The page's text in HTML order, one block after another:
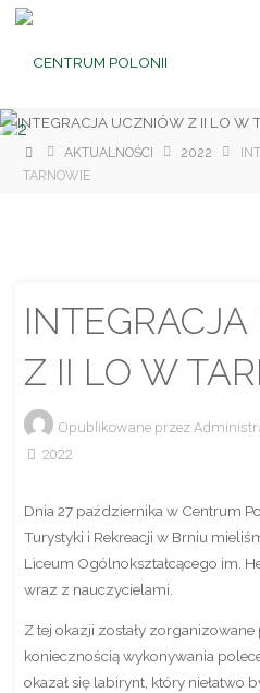
Rekreacji
Strona
główna
AKTUALNOŚCI 2022
TARNOWIE
Z II LO W
Opublikowane przez
2022
Dnia 27 października w Centrum
Turystyki i Rekreacji w Brniu
Liceum Ogólnokształcącego im.
wraz z nauczycielami.
Z tej okazji zostały
koniecznością wykonywania
okazał się labirynt, który niełatwo